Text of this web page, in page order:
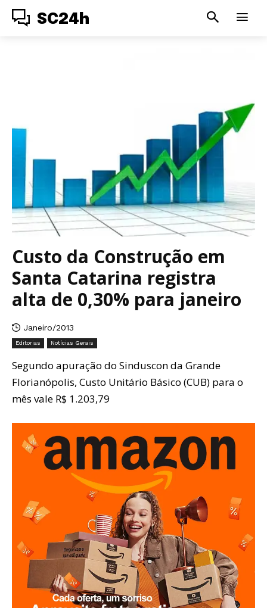
SC24h
Custo da Construção em
Santa Catarina registra
alta de 0,30% para janeiro
Janeiro/2013
Editorias Notícias Gerais
Segundo apuração do Sinduscon da Grande
Florianópolis, Custo Unitário Básico (CUB) para o
mês vale R$ 1.203,79